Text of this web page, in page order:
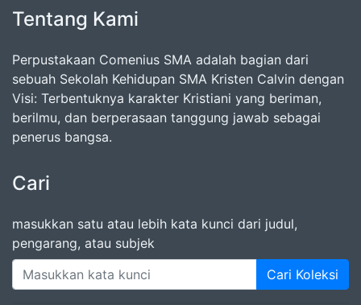
Tentang Kami
Perpustakaan Comenius SMA adalah bagian dari
sebuah Sekolah Kehidupan SMA Kristen Calvin dengan
Visi: Terbentuknya karakter Kristiani yang beriman,
berilmu, dan berperasaan tanggung jawab sebagai
penerus bangsa.
Cari
masukkan satu atau lebih kata kunci dari judul,
pengarang, atau subjek
Cari Koleksi